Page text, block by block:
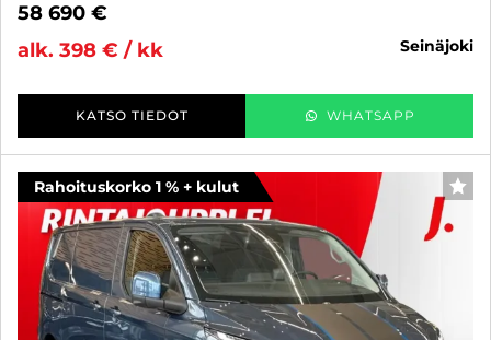
58 690 €
alk. 398 € / kk
seinäjoki
KATSO TIEDOT WHATSAPP
Rahoituskorko 1 % + kulut